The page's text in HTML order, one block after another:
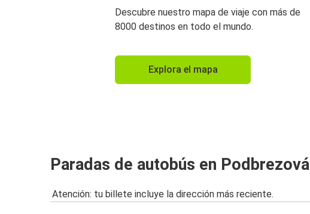
Descubre nuestro mapa de viaje con más de
8000 destinos en todo el mundo.
Explora el mapa
Paradas de autobús en Podbrezová
Atención: tu billete incluye la dirección más reciente.